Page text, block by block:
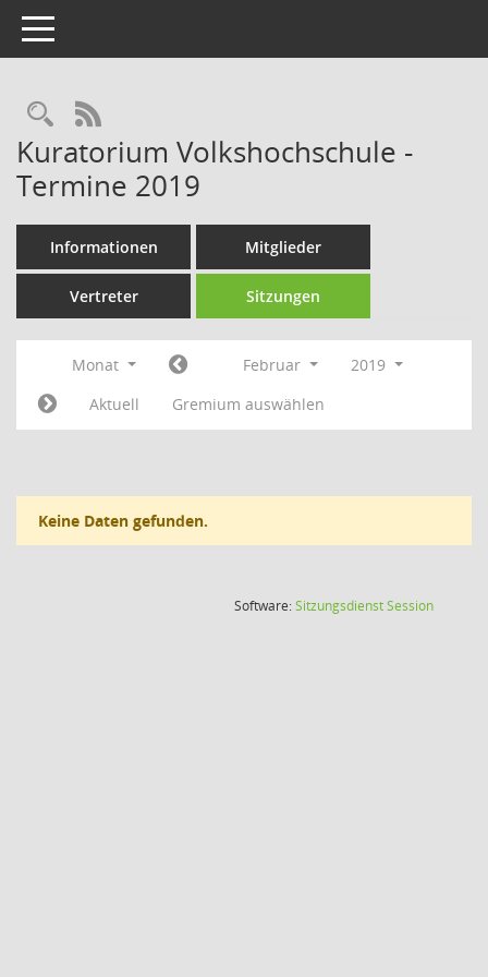
Toggle navigation
Rechercheauswahl
RSS-Feed
Kuratorium Volkshochschule -
Termine 2019
Informationen Mitglieder
Vertreter Sitzungen
Monat Februar
2019
Aktuell
Gremium auswählen
Keine Daten gefunden.
Software:SitzungsdienstSession(Wird in